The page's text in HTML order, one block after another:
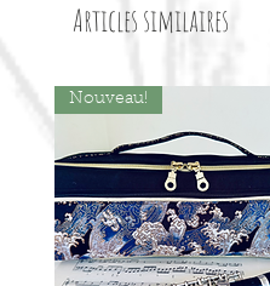
Articles similaires
Nouveau!